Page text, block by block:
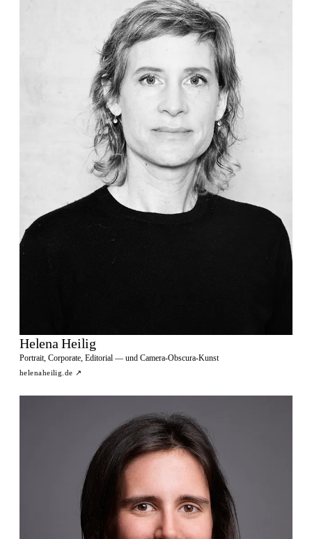
Helena Heilig
Portrait, Corporate, Editorial — und Camera-Obscura-Kunst
helenaheilig.de ↗